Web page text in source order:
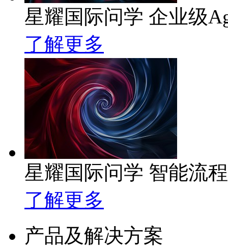
星耀国际问学 企业级
了解更多
星耀国际问学 智能流
了解更多
产品及解决方案